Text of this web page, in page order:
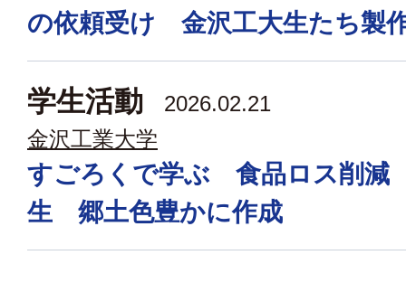
の依頼受け 金沢工大生たち製
学生活動
2026.02.21
金沢工業大学
すごろくで学ぶ 食品ロス削減
生 郷土色豊かに作成